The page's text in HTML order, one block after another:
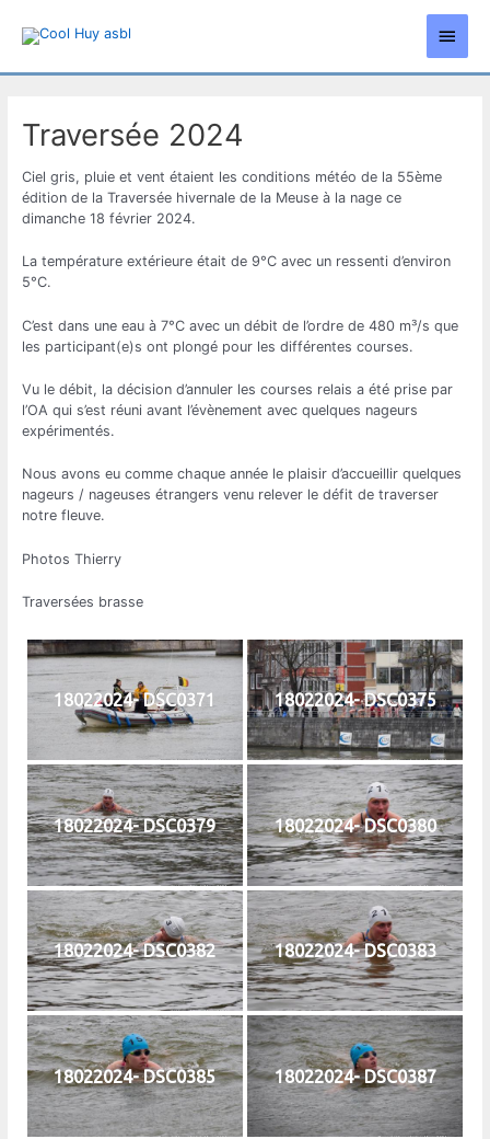
Menu
Traversée 2024
Ciel gris, pluie et vent étaient les conditions météo de la 55ème
édition de la Traversée hivernale de la Meuse à la nage ce
dimanche 18 février 2024.
La température extérieure était de 9°C avec un ressenti d’environ
5°C.
C’est dans une eau à 7°C avec un débit de l’ordre de 480 m³/s que
les participant(e)s ont plongé pour les différentes courses.
Vu le débit, la décision d’annuler les courses relais a été prise par
l’OA qui s’est réuni avant l’évènement avec quelques nageurs
expérimentés.
Nous avons eu comme chaque année le plaisir d’accueillir quelques
nageurs / nageuses étrangers venu relever le défit de traverser
notre fleuve.
Photos Thierry
Traversées brasse
18022024- DSC0371 18022024- DSC0375
18022024- DSC0379 18022024- DSC0380
18022024- DSC0382 18022024- DSC0383
18022024- DSC0385 18022024- DSC0387